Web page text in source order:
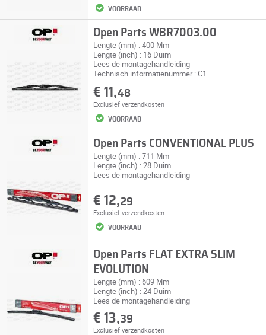
VOORRAAD
Open Parts WBR7003.00
Lengte (mm) : 400 Mm
Lengte (inch) : 16 Duim
Lees de montagehandleiding
Technisch informatienummer : C1
€ 11,48
Exclusief verzendkosten
VOORRAAD
Open Parts CONVENTIONAL PLUS
Lengte (mm) : 711 Mm
Lengte (inch) : 28 Duim
Lees de montagehandleiding
€ 12,29
Exclusief verzendkosten
VOORRAAD
Open Parts FLAT EXTRA SLIM
EVOLUTION
Lengte (mm) : 609 Mm
Lengte (inch) : 24 Duim
Lees de montagehandleiding
€ 13,39
Exclusief verzendkosten